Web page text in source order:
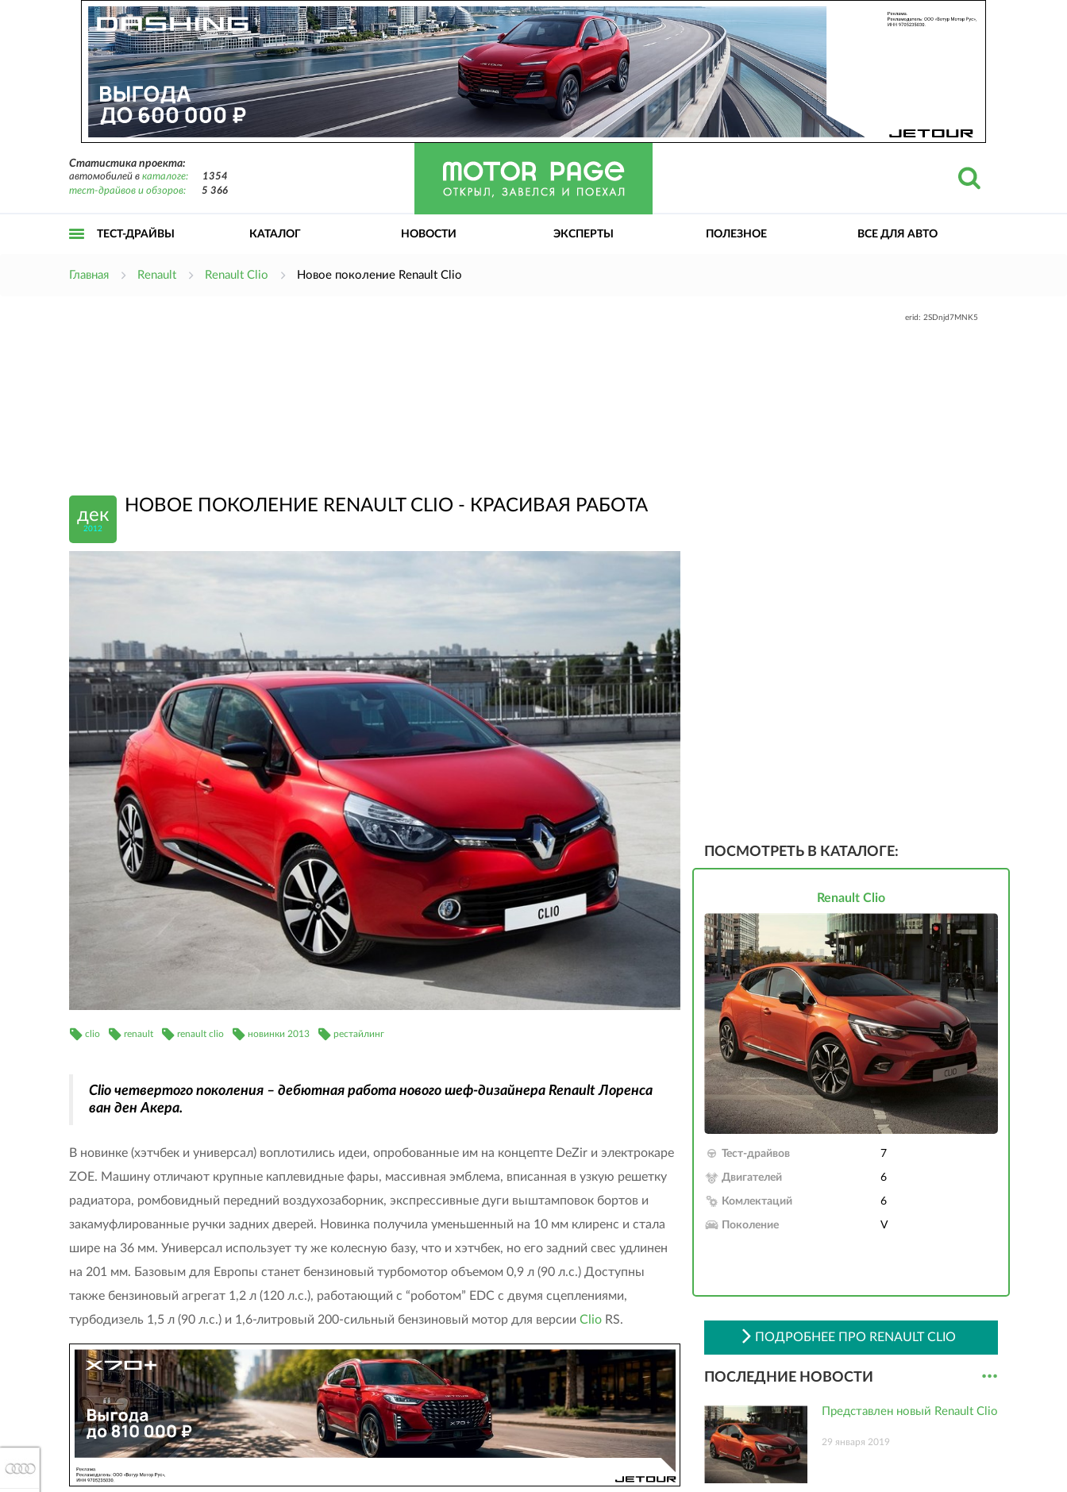
Статистика проекта:
автомобилей в каталоге:
1354
тест-драйвов и обзоров:
5 366
ТЕСТ-ДРАЙВЫ КАТАЛОГ НОВОСТИ ЭКСПЕРТЫ ПОЛЕЗНОЕ ВСЕ ДЛЯ АВТО
Главная Renault Renault Clio Новое поколение Renault Clio
erid: 2SDnjd7MNK5
дек
2012
НОВОЕ ПОКОЛЕНИЕ RENAULT CLIO - КРАСИВАЯ РАБОТА
clio renault renault clio новинки 2013 рестайлинг
Clio четвертого поколения – дебютная работа нового шеф-дизайнера Renault Лоренса
ван ден Акера.
В новинке (хэтчбек и универсал) воплотились идеи, опробованные им на концепте DeZir и электрокаре
ZOE. Машину отличают крупные каплевидные фары, массивная эмблема, вписанная в узкую решетку
радиатора, ромбовидный передний воздухозаборник, экспрессивные дуги выштамповок бортов и
закамуфлированные ручки задних дверей. Новинка получила уменьшенный на 10 мм клиренс и стала
шире на 36 мм. Универсал использует ту же колесную базу, что и хэтчбек, но его задний свес удлинен
на 201 мм. Базовым для Европы станет бензиновый турбомотор объемом 0,9 л (90 л.с.) Доступны
также бензиновый агрегат 1,2 л (120 л.с.), работающий с “роботом” EDC с двумя сцеплениями,
турбодизель 1,5 л (90 л.с.) и 1,6-литровый 200-сильный бензиновый мотор для версии Clio RS.
ПОСМОТРЕТЬ В КАТАЛОГЕ:
Renault Clio
Тест-драйвов 7
Двигателей 6
Комлектаций 6
Поколение V
ПОДРОБНЕЕ ПРО RENAULT CLIO
ПОСЛЕДНИЕ НОВОСТИ ...
Представлен новый Renault Clio
29 января 2019